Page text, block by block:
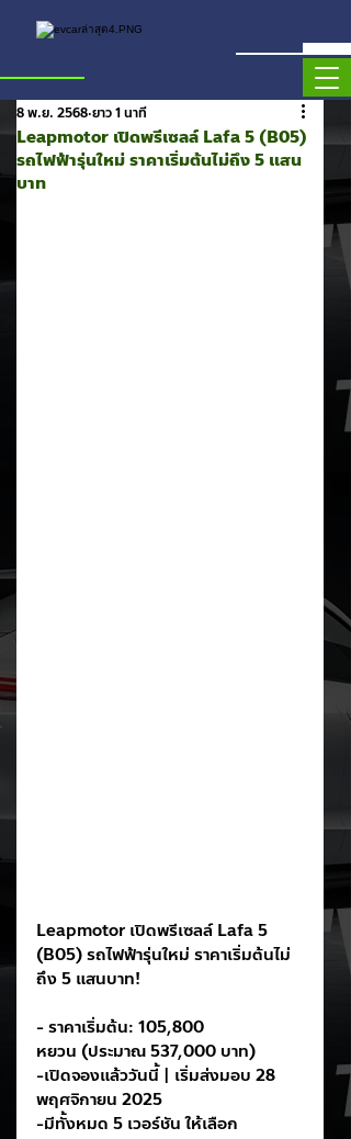
Leapmotor เปิดพรีเซลล์ Lafa 5 (B05)
รถไฟฟ้ารุ่นใหม่ ราคาเริ่มต้นไม่ถึง 5 แสน
บาท
8 พ.ย. 2568 ยาว 1 นาที
Leapmotor เปิดพรีเซลล์ Lafa 5
(B05) รถไฟฟ้ารุ่นใหม่ ราคาเริ่มต้นไม่
ถึง 5 แสนบาท!
- ราคาเริ่มต้น: 105,800
หยวน (ประมาณ 537,000 บาท)
-เปิดจองแล้ววันนี้ | เริ่มส่งมอบ 28
พฤศจิกายน 2025
-มีทั้งหมด 5 เวอร์ชัน ให้เลือก